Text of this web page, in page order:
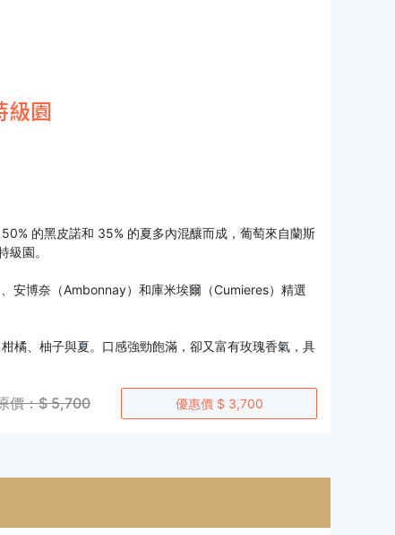
級園
的黑皮諾和 35% 的夏多內混釀而成，葡萄來自蘭斯
園。
安博奈（Ambonnay）和庫米埃爾（Cumieres）精選
橘、柚子與夏。口感強勁飽滿，卻又富有玫瑰香氣，具
價：$ 5,700 優惠價 $ 3,700